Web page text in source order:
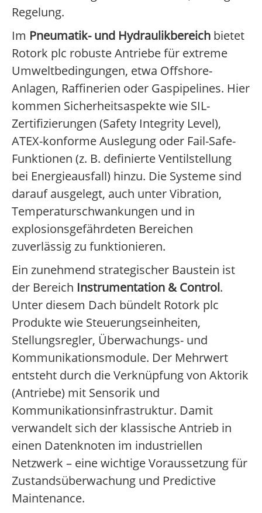
Regelung.
Im Pneumatik- und Hydraulikbereich bietet
Rotork plc robuste Antriebe für extreme
Umweltbedingungen, etwa Offshore-
Anlagen, Raffinerien oder Gaspipelines. Hier
kommen Sicherheitsaspekte wie SIL-
Zertifizierungen (Safety Integrity Level),
ATEX-konforme Auslegung oder Fail-Safe-
Funktionen (z. B. definierte Ventilstellung
bei Energieausfall) hinzu. Die Systeme sind
darauf ausgelegt, auch unter Vibration,
Temperaturschwankungen und in
explosionsgefährdeten Bereichen
zuverlässig zu funktionieren.
Ein zunehmend strategischer Baustein ist
der Bereich Instrumentation & Control.
Unter diesem Dach bündelt Rotork plc
Produkte wie Steuerungseinheiten,
Stellungsregler, Überwachungs- und
Kommunikationsmodule. Der Mehrwert
entsteht durch die Verknüpfung von Aktorik
(Antriebe) mit Sensorik und
Kommunikationsinfrastruktur. Damit
verwandelt sich der klassische Antrieb in
einen Datenknoten im industriellen
Netzwerk – eine wichtige Voraussetzung für
Zustandsüberwachung und Predictive
Maintenance.